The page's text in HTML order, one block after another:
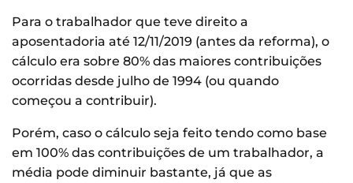
Para o trabalhador que teve direito a
aposentadoria até 12/11/2019 (antes da reforma), o
cálculo era sobre 80% das maiores contribuições
ocorridas desde julho de 1994 (ou quando
começou a contribuir).
Porém, caso o cálculo seja feito tendo como base
em 100% das contribuições de um trabalhador, a
média pode diminuir bastante, já que as